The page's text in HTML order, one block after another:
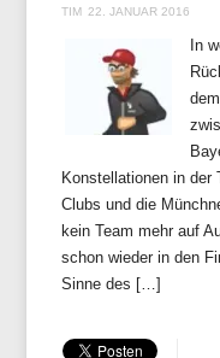
TIM 22. JANUAR 2016
In
Konstellationen in der
Clubs und die
kein Team mehr auf
schon wieder in den
Sinne des […]